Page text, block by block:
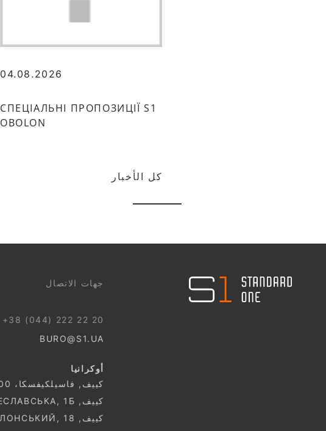
04.08.2026
СПЕЦІАЛЬНІ ПРОПОЗИЦІЇ S1
OBOLON
كل الأخبار
044 499 22 25 جهات الاتصال
+38 (044) 222 22 20
BURO@S1.UA
أوكرانيا
كييف, فاسيلكيفسكا، 100 -A
كييف, СІЧЕСЛАВСЬКА, 1Б
كييف, ОБОЛОНСЬКИЙ, 18